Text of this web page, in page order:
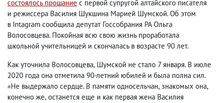
состоялось прощание с первой супругой алтайского писателя
и режиссера Василия Шукшина Марией Шумской. Об этом
в Intagram сообщила депутат Госсобрания РА Ольга
Волосовцева. Покойная всю свою жизнь проработала
школьной учительницей и скончалась в возрасте 90 лет.
Как уточнила Волосовцева, Шумской не стало 7 января. В июле
2020 года она отметила 90-летний юбилей и была полна сил.
«Не выдержало сердце. В памяти односельчан, знакомых она,
конечно же, останется еще и как первая жена Василия